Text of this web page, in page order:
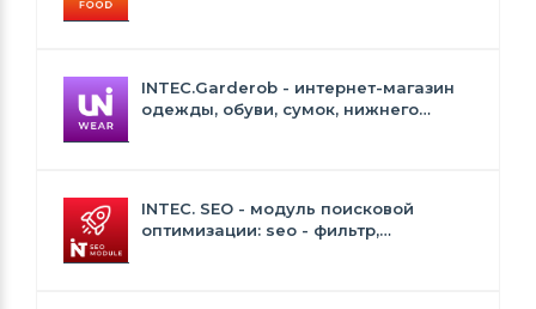
INTEC.Garderob - интернет-магазин
одежды, обуви, сумок, нижнего
INTEC. SEO - модуль поисковой
оптимизации: seo - фильтр,